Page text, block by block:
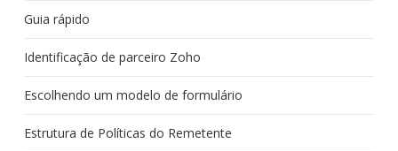
Guia rápido
Identificação de parceiro Zoho
Escolhendo um modelo de formulário
Estrutura de Políticas do Remetente